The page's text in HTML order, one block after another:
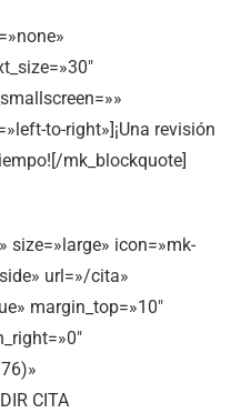
to-right»]¡Una revisión
mk_blockquote]
size=»large» icon=»mk-
url=»/cita»
margin_top=»10″
CITA